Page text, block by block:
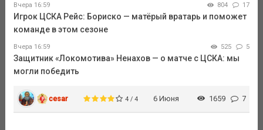
Вчера 16:59 804 17
Игрок ЦСКА Рейс: Бориско — матёрый вратарь и поможет
команде в этом сезоне
Вчера 16:59 525 5
Защитник «Локомотива» Ненахов — о матче с ЦСКА: мы
могли победить
cesar 4 / 4 6 Июня 1659 7